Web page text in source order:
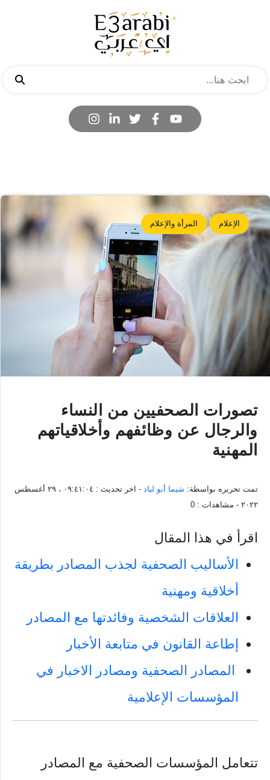
الإعلام المرأة والإعلام
تصورات الصحفيين من النساء
والرجال عن وظائفهم وأخلاقياتهم
المهنية
تمت تحريره بواسطة: شيما أبو لباد - اخر تحديث :
٠٩:٤١:٠٤ ، ٢٩ أغسطس
٢٠٢٢ - مشاهدات : 0
اقرأ في هذا المقال
الأساليب الصحفية لجذب المصادر بطريقة
أخلاقية ومهنية
العلاقات الشخصية وفائدتها مع المصادر
إطاعة القانون في متابعة الأخبار
المصادر الصحفية ومصادر الاخبار في
المؤسسات الإعلامية
تتعامل المؤسسات الصحفية مع المصادر